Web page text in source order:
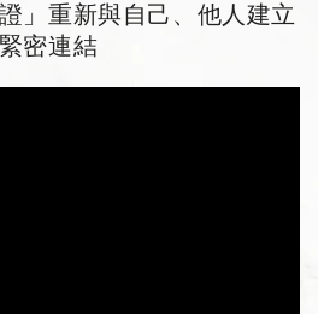
」重新與自己、他人建立
緊密連結